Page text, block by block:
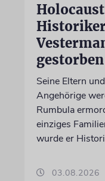
gestorben
Seine Eltern
Angehörige
Rumbula
einziges
wurde er
03.08.2026